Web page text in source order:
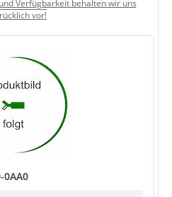
Verfügbarkeit behalten wir uns
vor!
0AA0